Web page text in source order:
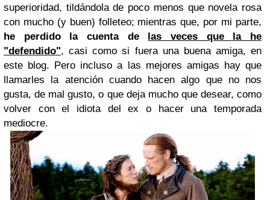
superioridad, tildándola de poco menos que novela rosa
con mucho (y buen) folleteo; mientras que, por mi parte,
he perdido la cuenta de
las veces que la he
"defendido", casi como si fuera una buena amiga, en
este blog. Pero incluso a las mejores amigas hay que
llamarles la atención cuando hacen algo que no nos
gusta, de mal gusto, o que deja mucho que desear, como
volver con el idiota del ex o hacer una temporada
mediocre.